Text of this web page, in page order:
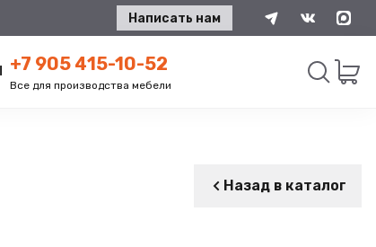
Написать нам
+7 905 415-10-52
Все для производства мебели
Назад в каталог